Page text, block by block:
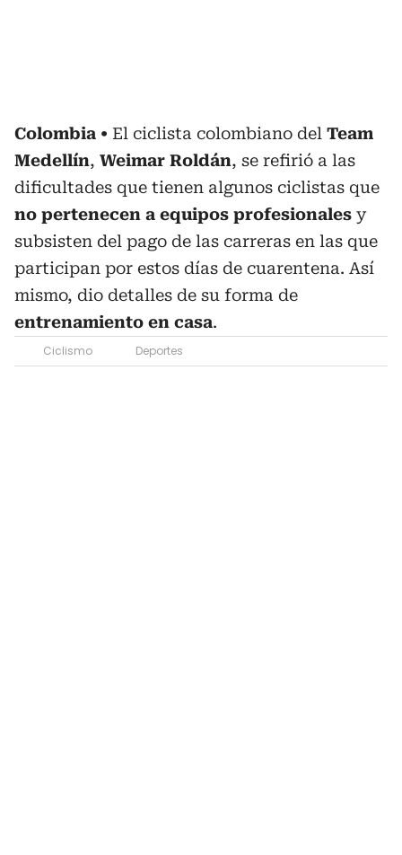
Colombia El ciclista colombiano del Team
Medellín, Weimar Roldán, se refirió a las
dificultades que tienen algunos ciclistas que
no pertenecen a equipos profesionales y
subsisten del pago de las carreras en las que
participan por estos días de cuarentena. Así
mismo, dio detalles de su forma de
entrenamiento en casa.
Ciclismo Deportes